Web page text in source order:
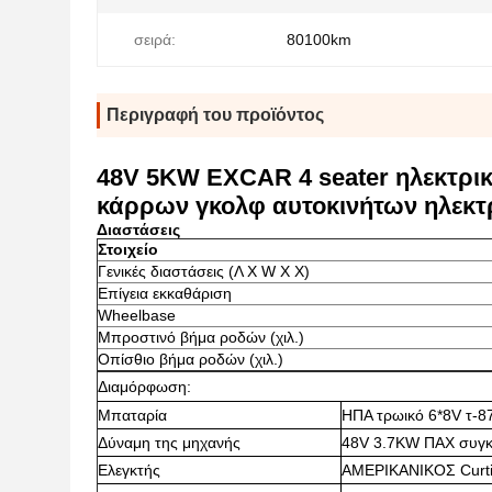
σειρά: 80100km
Περιγραφή του προϊόντος
48V 5KW EXCAR 4 seater
κάρρων γκολφ αυτοκινήτων
Διαστάσεις
Στοιχείο
Γενικές διαστάσεις (Λ Χ W Χ Χ)
Επίγεια εκκαθάριση
Wheelbase
Μπροστινό βήμα ροδών (χιλ.)
Οπίσθιο βήμα ροδών (χιλ.)
Διαμόρφωση:
Μπαταρία
ΗΠΑ τρωικό 6*8V τ-
Δύναμη της μηχανής
48V 3.7KW ΠΑΧ
Ελεγκτής
ΑΜΕΡΙΚΑΝΙΚΟΣ